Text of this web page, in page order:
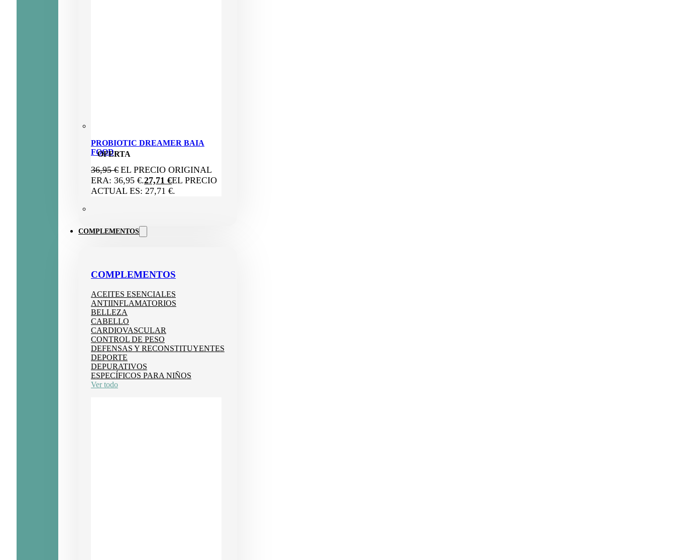
OFERTA
PROBIOTIC DREAMER BAIA
FOOD
36,95€ EL PRECIO ORIGINAL
ERA: 36,95 €.27,71 €EL PRECIO
ACTUAL ES: 27,71 €.
COMPLEMENTOS
COMPLEMENTOS
ACEITES ESENCIALES
ANTIINFLAMATORIOS
BELLEZA
CABELLO
CARDIOVASCULAR
CONTROL DE PESO
DEFENSAS Y RECONSTITUYENTES
DEPORTE
DEPURATIVOS
ESPECÍFICOS PARA NIÑOS
Ver todo